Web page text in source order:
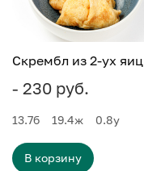
Скрембл из 2-ух яиц
- 230 руб.
13.7б 19.4ж 0.8у
В корзину